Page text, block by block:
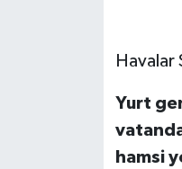
Havalar
Yurt
hamsi